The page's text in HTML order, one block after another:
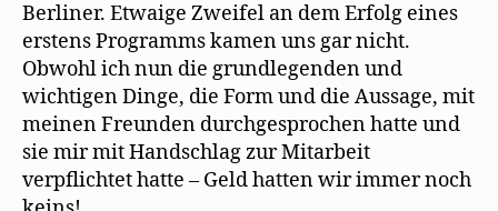
Berliner. Etwaige Zweifel an dem Erfolg eines
erstens Programms kamen uns gar nicht.
Obwohl ich nun die grundlegenden und
wichtigen Dinge, die Form und die Aussage, mit
meinen Freunden durchgesprochen hatte und
sie mir mit Handschlag zur Mitarbeit
verpflichtet hatte – Geld hatten wir immer noch